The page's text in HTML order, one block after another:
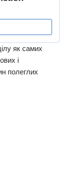
як самих
і
полеглих